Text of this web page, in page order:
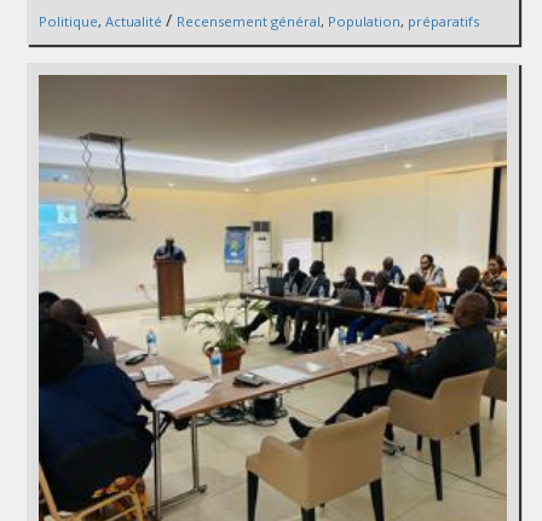
Politique, Actualité / Recensement général, Population, préparatifs